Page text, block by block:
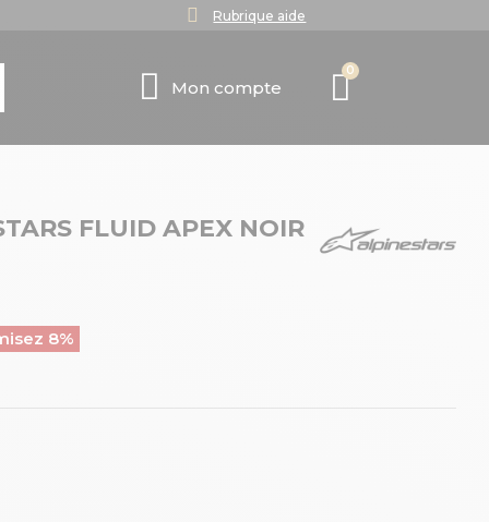
Rubrique aide
Mon compte
FLUID APEX NOIR
8%